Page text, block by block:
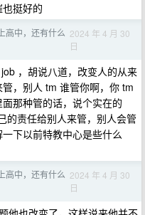
挺好的
高中，还有什么 2024 年 4 月 30
日
，胡说八道，改变人的从来
，别人 tm 谁管你啊，你 tm
那种管的话，说个实在的
的责任给别人来管，别人会管
下以前特教中心是些什么
高中，还有什么 2024 年 4 月 30
日